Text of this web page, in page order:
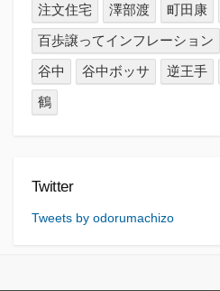
注文住宅
澤部渡 町田康
百歩譲ってインフレーション
谷中
谷中ボッサ 逆王手
鶴
Twitter
Tweets by odorumachizo